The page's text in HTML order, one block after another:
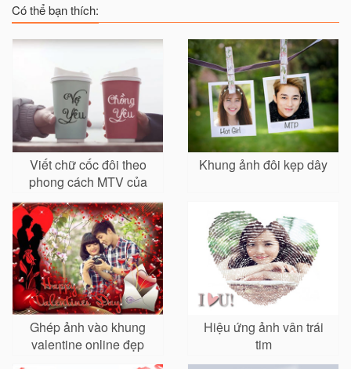
Có thể bạn thích:
Viết chữ cốc đôi theo
phong cách MTV của
Sơn Tùng
Khung ảnh đôi kẹp dây
Ghép ảnh vào khung
valentine online đẹp
Hiệu ứng ảnh vân trái
tim